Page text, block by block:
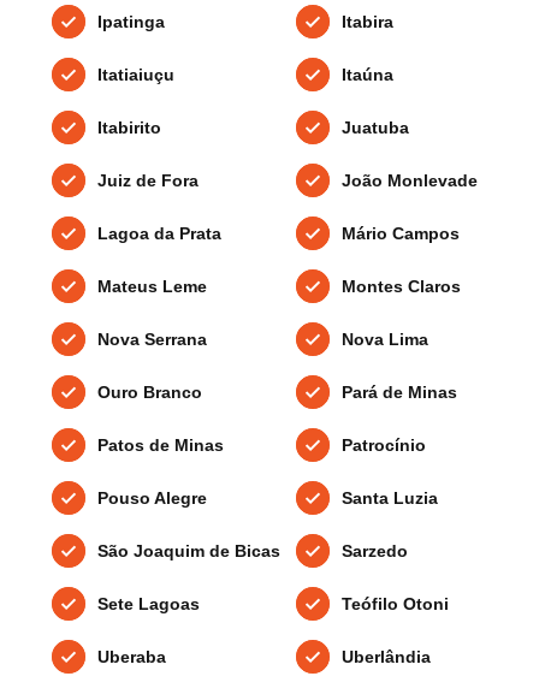
Ipatinga Itabira
Itatiaiuçu Itaúna
Itabirito Juatuba
Juiz de Fora João Monlevade
Lagoa da Prata Mário Campos
Mateus Leme Montes Claros
Nova Serrana Nova Lima
Ouro Branco Pará de Minas
Patos de Minas Patrocínio
Pouso Alegre Santa Luzia
São Joaquim de Bicas Sarzedo
Sete Lagoas Teófilo Otoni
Uberaba Uberlândia